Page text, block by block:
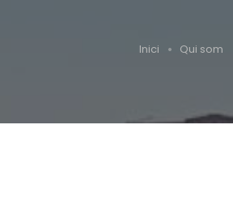
Inici Qui som